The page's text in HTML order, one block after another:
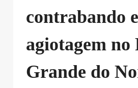
contrabando e
agiotagem no
Grande do